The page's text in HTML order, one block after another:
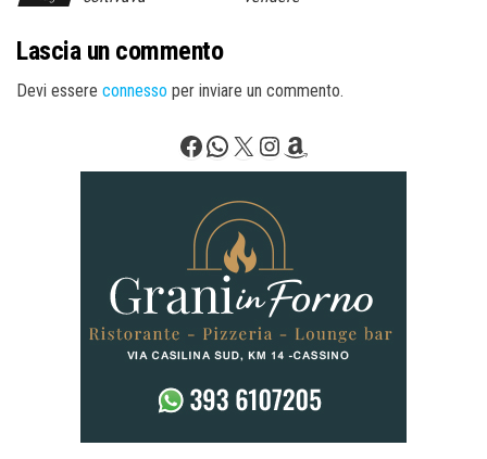
Lascia un commento
Devi essere connesso per inviare un commento.
Facebook
WhatsApp
X Instagram
Amazon